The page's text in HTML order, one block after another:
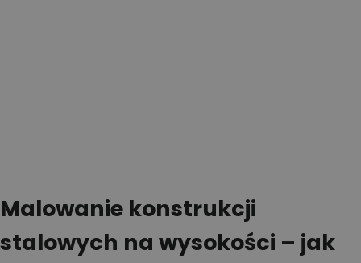
Malowanie konstrukcji
stalowych na wysokości – jak